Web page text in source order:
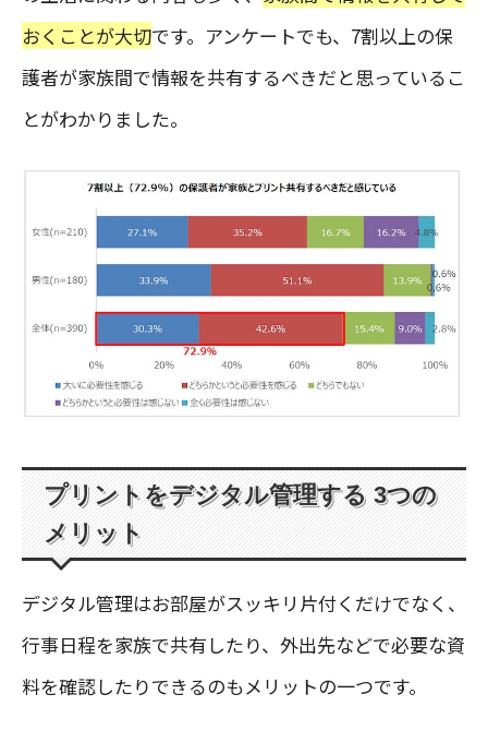
おくことが大切です。アンケートでも、7割以上の保
護者が家族間で情報を共有するべきだと思っているこ
とがわかりました。
プリントをデジタル管理する 3つの
メリット
デジタル管理はお部屋がスッキリ片付くだけでなく、
行事日程を家族で共有したり、外出先などで必要な資
料を確認したりできるのもメリットの一つです。